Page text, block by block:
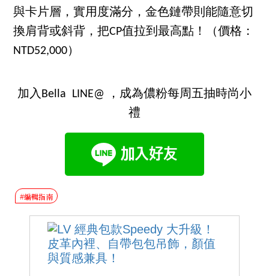
與卡片層，實用度滿分，金色鏈帶則能隨意切
換肩背或斜背，把CP值拉到最高點！（價格：
NTD52,000）
加入Bella LINE@ ，成為儂粉每周五抽時尚小
禮
#編輯指南